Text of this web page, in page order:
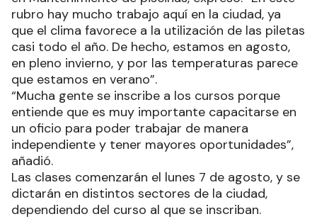
rubro hay mucho trabajo aquí en la ciudad, ya
que el clima favorece a la utilización de las piletas
casi todo el año. De hecho, estamos en agosto,
en pleno invierno, y por las temperaturas parece
que estamos en verano”.
“Mucha gente se inscribe a los cursos porque
entiende que es muy importante capacitarse en
un oficio para poder trabajar de manera
independiente y tener mayores oportunidades”,
añadió.
Las clases comenzarán el lunes 7 de agosto, y se
dictarán en distintos sectores de la ciudad,
dependiendo del curso al que se inscriban.